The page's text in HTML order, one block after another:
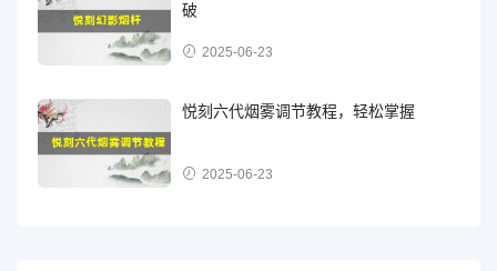
破
2025-06-23
悦刻六代烟雾调节教程，轻松掌握
2025-06-23